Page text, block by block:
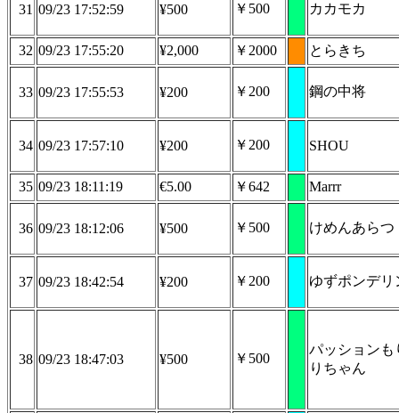
31 09/23 17:52:59 ¥500 ￥500 カカモカ
32 09/23 17:55:20 ¥2,000 ￥2000 とらきち
33 09/23 17:55:53 ¥200 ￥200 鋼の中将
34 09/23 17:57:10 ¥200 ￥200 SHOU
35 09/23 18:11:19 €5.00 ￥642 Marrr
36 09/23 18:12:06 ¥500 ￥500 けめんあらつ
37 09/23 18:42:54 ¥200 ￥200 ゆずポンデリ
38 09/23 18:47:03 ¥500 ￥500
パッションも
りちゃん